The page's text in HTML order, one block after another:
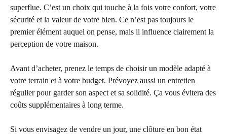
superflue. C’est un choix qui touche à la fois votre confort, votre
sécurité et la valeur de votre bien. Ce n’est pas toujours le
premier élément auquel on pense, mais il influence clairement la
perception de votre maison.
Avant d’acheter, prenez le temps de choisir un modèle adapté à
votre terrain et à votre budget. Prévoyez aussi un entretien
régulier pour garder son aspect et sa solidité. Ça vous évitera des
coûts supplémentaires à long terme.
Si vous envisagez de vendre un jour, une clôture en bon état